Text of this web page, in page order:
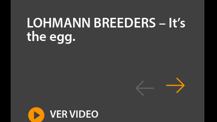
LOHMANN BREEDERS – It’s
the egg.
VER VIDEO